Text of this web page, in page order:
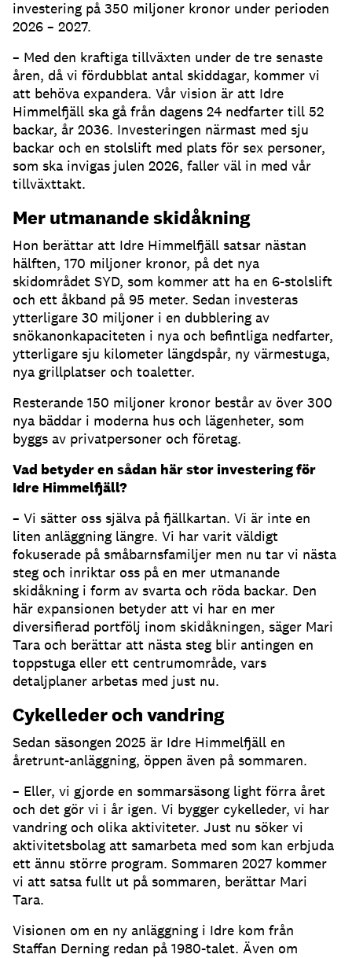
investering på 350 miljoner kronor under perioden
2026 – 2027.
– Med den kraftiga tillväxten under de tre senaste
åren, då vi fördubblat antal skiddagar, kommer vi
att behöva expandera. Vår vision är att Idre
Himmelfjäll ska gå från dagens 24 nedfarter till 52
backar, år 2036. Investeringen närmast med sju
backar och en stolslift med plats för sex personer,
som ska invigas julen 2026, faller väl in med vår
tillväxttakt.
Mer utmanande skidåkning
Hon berättar att Idre Himmelfjäll satsar nästan
hälften, 170 miljoner kronor, på det nya
skidområdet SYD, som kommer att ha en 6-stolslift
och ett åkband på 95 meter. Sedan investeras
ytterligare 30 miljoner i en dubblering av
snökanonkapaciteten i nya och befintliga nedfarter,
ytterligare sju kilometer längdspår, ny värmestuga,
nya grillplatser och toaletter.
Resterande 150 miljoner kronor består av över 300
nya bäddar i moderna hus och lägenheter, som
byggs av privatpersoner och företag.
Vad betyder en sådan här stor investering för
Idre Himmelfjäll?
– Vi sätter oss själva på fjällkartan. Vi är inte en
liten anläggning längre. Vi har varit väldigt
fokuserade på småbarnsfamiljer men nu tar vi nästa
steg och inriktar oss på en mer utmanande
skidåkning i form av svarta och röda backar. Den
här expansionen betyder att vi har en mer
diversifierad portfölj inom skidåkningen, säger Mari
Tara och berättar att nästa steg blir antingen en
toppstuga eller ett centrumområde, vars
detaljplaner arbetas med just nu.
Cykelleder och vandring
Sedan säsongen 2025 är Idre Himmelfjäll en
åretrunt-anläggning, öppen även på sommaren.
– Eller, vi gjorde en sommarsäsong light förra året
och det gör vi i år igen. Vi bygger cykelleder, vi har
vandring och olika aktiviteter. Just nu söker vi
aktivitetsbolag att samarbeta med som kan erbjuda
ett ännu större program. Sommaren 2027 kommer
vi att satsa fullt ut på sommaren, berättar Mari
Tara.
Visionen om en ny anläggning i Idre kom från
Staffan Derning redan på 1980-talet. Även om